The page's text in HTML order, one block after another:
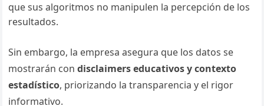
que sus algoritmos no manipulen la percepción de los
resultados.
Sin embargo, la empresa asegura que los datos se
mostrarán condisclaimers educativos y contexto
estadístico, priorizando la transparencia y el rigor
informativo.